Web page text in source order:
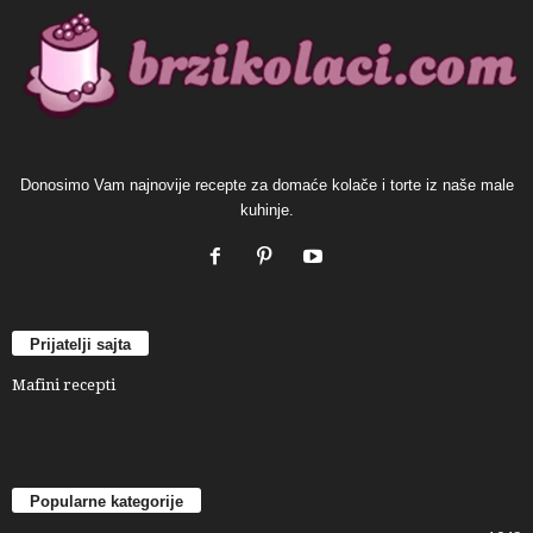
Donosimo Vam najnovije recepte za domaće kolače i torte iz naše male
kuhinje.
Prijatelji sajta
Mafini recepti
Popularne kategorije